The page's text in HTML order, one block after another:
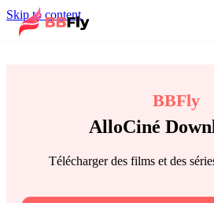
Skip to content
BBFly
AlloCiné
Télécharger des films et des